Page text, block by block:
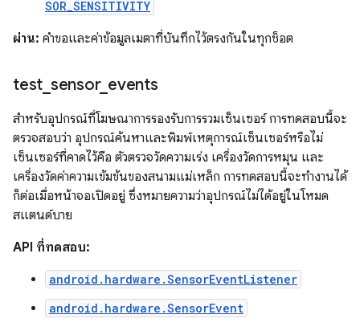
SOR_SENSITIVITY
ผ่าน: คำขอและค่าข้อมูลเมตาที่บันทึกไว้ตรงกันในทุกช็อต
test sensor_ events
สำหรับอุปกรณ์ที่โฆษณาการรองรับการรวมเซ็นเซอร์ การทดสอบนี้จะ
ตรวจสอบว่า อุปกรณ์ค้นหาและพิมพ์เหตุการณ์เซ็นเซอร์หรือไม่
เซ็นเซอร์ที่คาดไว้คือ ตัวตรวจวัดความเร่ง เครื่องวัดการหมุน และ
เครื่องวัดค่าความเข้มข้นของสนามแม่เหล็ก การทดสอบนี้จะทำงานได้
ก็ต่อเมื่อหน้าจอเปิดอยู่ ซึ่งหมายความว่าอุปกรณ์ไม่ได้อยู่ในโหมด
สแตนด์บาย
API ที่ทดสอบ:
android.hardware.SensorEventListener
android.hardware.SensorEvent